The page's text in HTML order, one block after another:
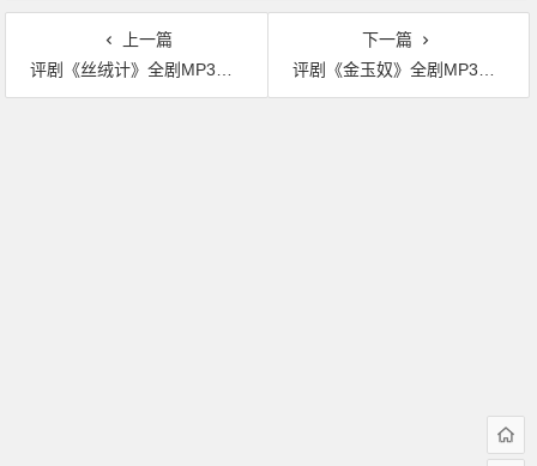
上一篇
评剧《丝绒计》全剧MP3下载
下一篇
评剧《金玉奴》全剧MP3下载